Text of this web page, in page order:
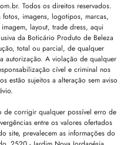
Todos os direitos reservados.
imagens, logotipos, marcas,
layout, trade dress, aqui
da Boticário Produto de Beleza
total ou parcial, de qualquer
autorização. A violação de qualquer
cível e criminal nos
estão sujeitos a alteração sem aviso
de corrigir qualquer possível erro de
entre os valores ofertados
site, prevalecem as informações do